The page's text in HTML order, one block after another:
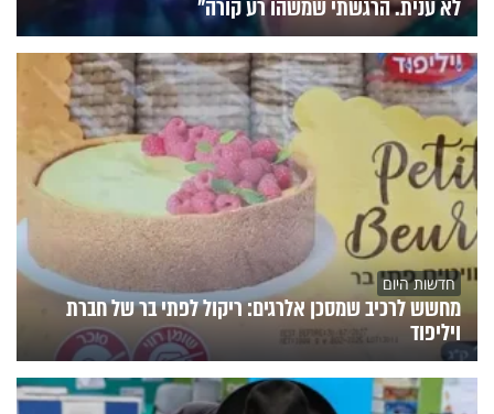
לא ענית. הרגשתי שמשהו רע קורה"
חדשות היום
מחשש לרכיב שמסכן אלרגים: ריקול לפתי בר של חברת
ויליפוד